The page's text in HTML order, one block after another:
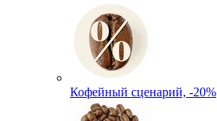
Кофейный сценарий, -20%